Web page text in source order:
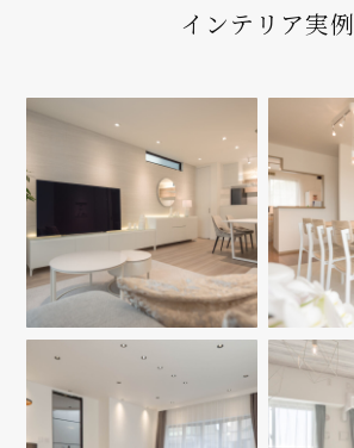
インテリア実例